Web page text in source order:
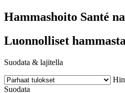
Hammashoito Santé
Luonnolliset
Suodata & lajitella
Suodata